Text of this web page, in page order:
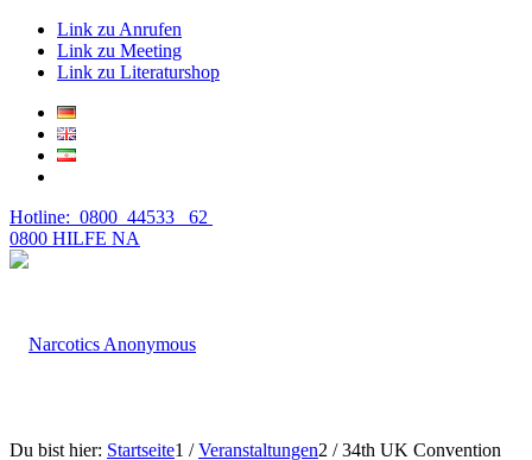
Link zu Anrufen
Link zu Meeting
Link zu Literaturshop
Hotline: 0800 44533 62
0800 HILFE NA
Du bist hier: Startseite1 / Veranstaltungen2 / 34th UK Convention